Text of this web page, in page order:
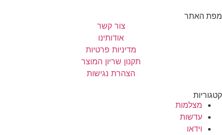
מפת האתר
צור קשר
אודותינו
מדיניות פרטיות
תקנון שריון המוצר
הצהרת נגישות
קטגוריות
מצלמות
עדשות
וידאו